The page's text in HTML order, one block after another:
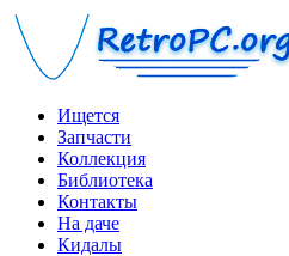
Ищется
Запчасти
Коллекция
Библиотека
Контакты
На даче
Кидалы